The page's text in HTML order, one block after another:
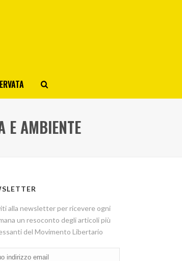
E AMBIENTE
alla newsletter per ricevere ogni
un resoconto degli articoli più
del Movimento Libertario